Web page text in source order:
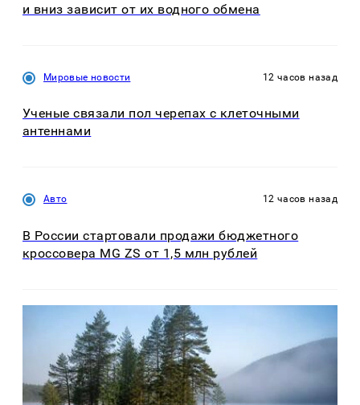
и вниз зависит от их водного обмена
Мировые новости 12 часов назад
Ученые связали пол черепах с клеточными
антеннами
Авто 12 часов назад
В России стартовали продажи бюджетного
кроссовера MG ZS от 1,5 млн рублей